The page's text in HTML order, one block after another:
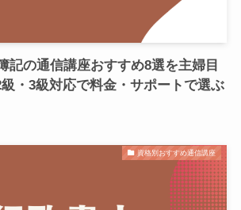
記の通信講座おすすめ8選を主婦目
・3級対応で料金・サポートで選ぶ
資格別おすすめ通信講座